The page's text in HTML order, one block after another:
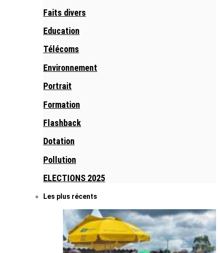
Faits divers
Education
Télécoms
Environnement
Portrait
Formation
Flashback
Dotation
Pollution
ELECTIONS 2025
Les plus récents